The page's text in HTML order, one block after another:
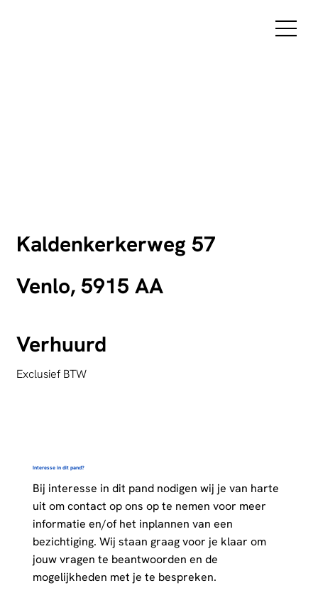
Kaldenkerkerweg 57
Venlo, 5915 AA
Verhuurd
Exclusief BTW
Interesse in dit pand?
Bij interesse in dit pand nodigen wij je van harte
uit om contact op ons op te nemen voor meer
informatie en/of het inplannen van een
bezichtiging. Wij staan graag voor je klaar om
jouw vragen te beantwoorden en de
mogelijkheden met je te bespreken.